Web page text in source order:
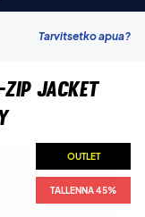
Tarvitsetko apua?
Jacket
OUTLET
TALLENNA 45%
OUTLET
TALLENNA 45%